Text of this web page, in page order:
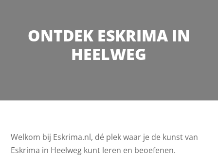
ONTDEK ESKRIMA IN
HEELWEG
Welkom bij Eskrima.nl, dé plek waar je de kunst van
Eskrima in Heelweg kunt leren en beoefenen.